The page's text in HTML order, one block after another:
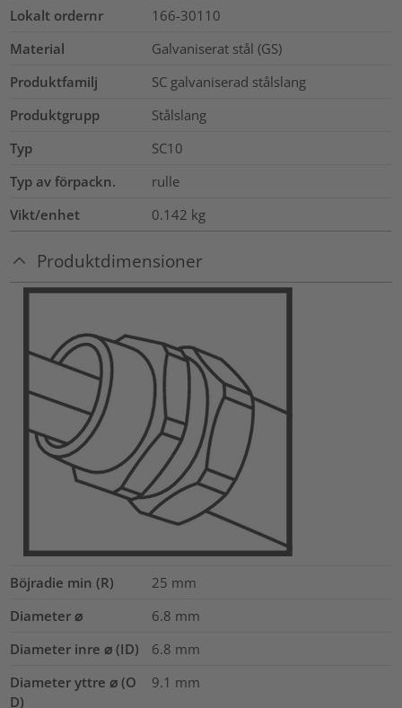
Lokalt ordernr
166-30110
Material
Galvaniserat stål (GS)
Produktfamilj
SC galvaniserad stålslang
Produktgrupp
Stålslang
Typ
SC10
Typ av förpackn.
rulle
Vikt/enhet
0.142 kg
Produktdimensioner
Böjradie min (R) 25 mm
Diameter ⌀
6.8 mm
Diameter inre ⌀ (ID)
6.8 mm
Diameter yttre ⌀ (O
D)
9.1 mm